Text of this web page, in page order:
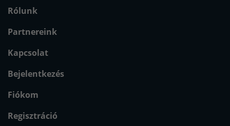
Rólunk
Partnereink
Kapcsolat
Bejelentkezés
Fiókom
Regisztráció